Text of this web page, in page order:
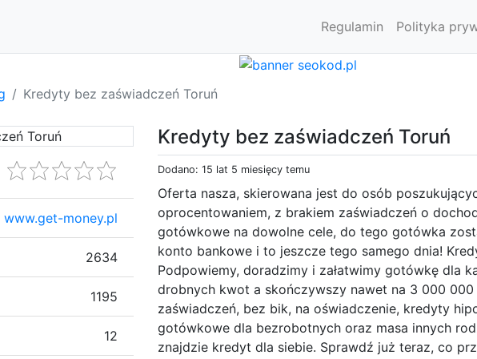
Regulamin Polityka
Kredyty bez zaświadczeń Toruń
Kredyty bez zaświadczeń Toruń
Dodano: 15 lat 5 miesięcy temu
Oferta nasza, skierowana jest do osób
oprocentowaniem, z brakiem zaświadczeń o
gotówkowe na dowolne cele, do tego gotówka
konto bankowe i to jeszcze tego samego dnia!
Podpowiemy, doradzimy i załatwimy gotówkę dla
drobnych kwot a skończywszy nawet na 3 000
zaświadczeń, bez bik, na oświadczenie, kredyty
gotówkowe dla bezrobotnych oraz masa innych
znajdzie kredyt dla siebie. Sprawdź już teraz, co
www.get-money.pl
2634
1195
12